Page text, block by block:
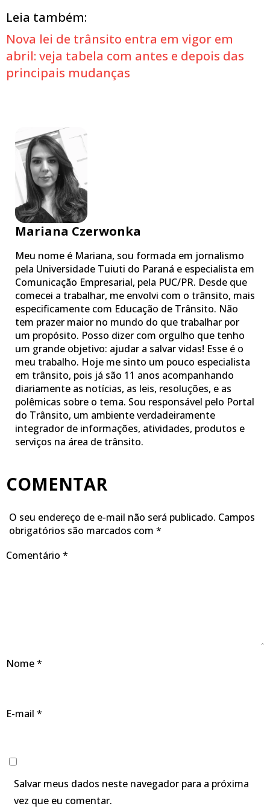
Leia também:
Nova lei de trânsito entra em vigor em
abril: veja tabela com antes e depois das
principais mudanças
Mariana Czerwonka
Meu nome é Mariana, sou formada em jornalismo
pela Universidade Tuiuti do Paraná e especialista em
Comunicação Empresarial, pela PUC/PR. Desde que
comecei a trabalhar, me envolvi com o trânsito, mais
especificamente com Educação de Trânsito. Não
tem prazer maior no mundo do que trabalhar por
um propósito. Posso dizer com orgulho que tenho
um grande objetivo: ajudar a salvar vidas! Esse é o
meu trabalho. Hoje me sinto um pouco especialista
em trânsito, pois já são 11 anos acompanhando
diariamente as notícias, as leis, resoluções, e as
polêmicas sobre o tema. Sou responsável pelo Portal
do Trânsito, um ambiente verdadeiramente
integrador de informações, atividades, produtos e
serviços na área de trânsito.
COMENTAR
O seu endereço de e-mail não será publicado. Campos
obrigatórios são marcados com *
Comentário *
Nome*
E-mail *
Salvar meus dados neste navegador para a próxima
vez que eu comentar.